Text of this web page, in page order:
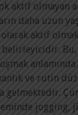
aktif olmayan
daha uzun
olarak aktif
belirleyicidir.
anlamında
ve rutin
gelmektedir.
jogging,